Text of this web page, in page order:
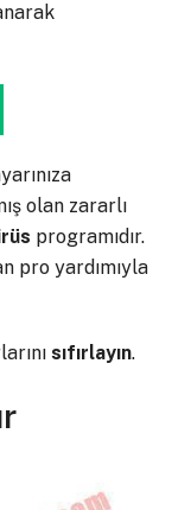
olan zararlı
programıdır.
pro yardımıyla
sıfırlayın.